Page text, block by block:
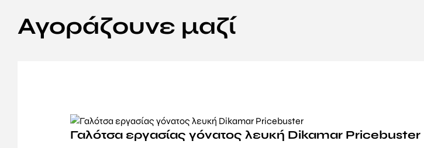
Αγοράζουνε μαζί
Γαλότσα εργασίας γόνατος λευκή Dikamar Pricebuster